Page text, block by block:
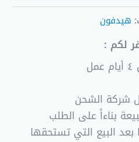
هيدفون
لكم :
شركة الشحن
بناءاً على الطلب
البيع التي تستحقها